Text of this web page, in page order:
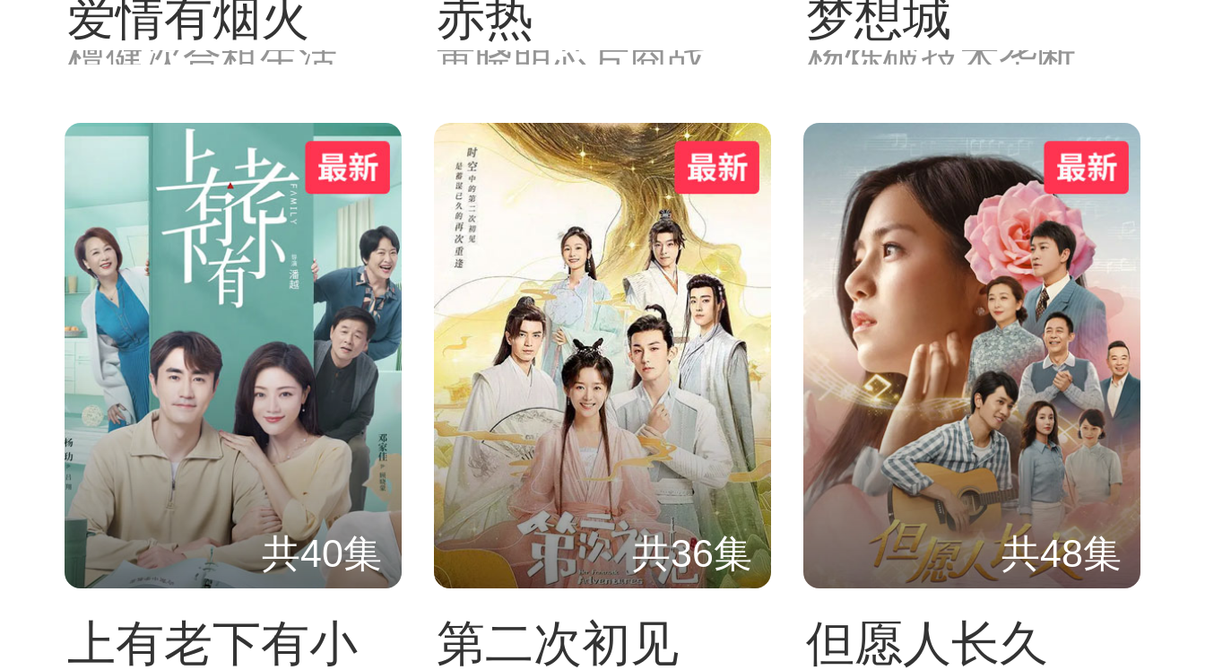
爱情有烟火
檀健次合租生活
赤热
黄晓明芯片商战
梦想城
杨烁破技术垄断
共40集
上有老下有小
共36集
第二次初见
共48集
但愿人长久